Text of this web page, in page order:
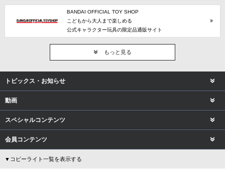
BANDAI OFFICIAL TOY SHOP
こどもから大人まで楽しめる
公式キャラクター玩具の限定品通販サイト
もっと見る
トピックス・お知らせ
動画
スペシャルコンテンツ
会員コンテンツ
▼コピーライト一覧を表示する